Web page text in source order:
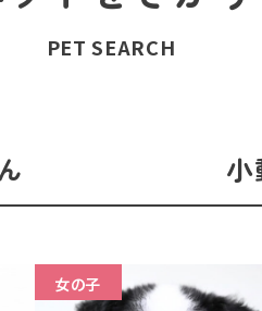
PET SEARCH
小
女の子